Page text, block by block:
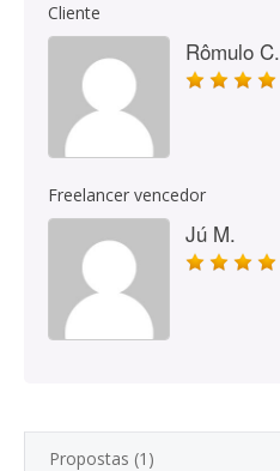
Cliente
Rômulo C.
Freelancer vencedor
Jú M.
Propostas (1)